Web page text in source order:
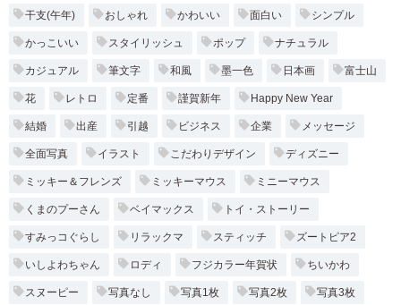
干支(午年) おしゃれ かわいい 面白い シンプル
かっこいい スタイリッシュ ポップ ナチュラル
カジュアル 筆文字 和風 墨一色 日本画 富士山
花 レトロ 定番 謹賀新年 Happy New Year
結婚 出産 引越 ビジネス 企業 メッセージ
全面写真 イラスト こだわりデザイン ディズニー
ミッキー＆フレンズ ミッキーマウス ミニーマウス
くまのプーさん ベイマックス トイ・ストーリー
すみっコぐらし リラックマ スティッチ ズートピア2
いしよわちゃん ロディ フジカラー年賀状 ちいかわ
スヌーピー 写真なし 写真1枚 写真2枚 写真3枚